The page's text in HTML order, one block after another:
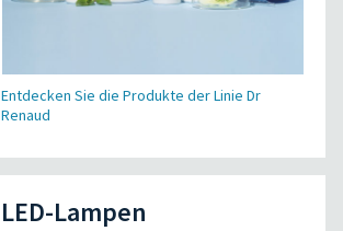
Entdecken Sie die Produkte der Linie Dr
Renaud
LED-Lampen